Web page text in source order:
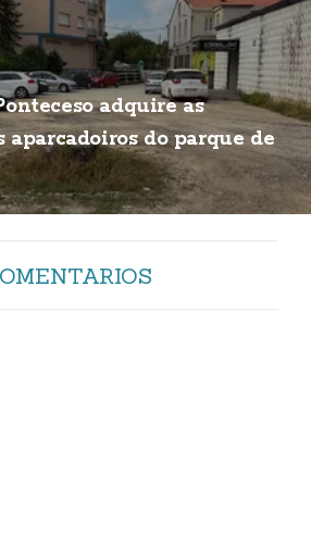
adquire as
aparcadoiros do parque de